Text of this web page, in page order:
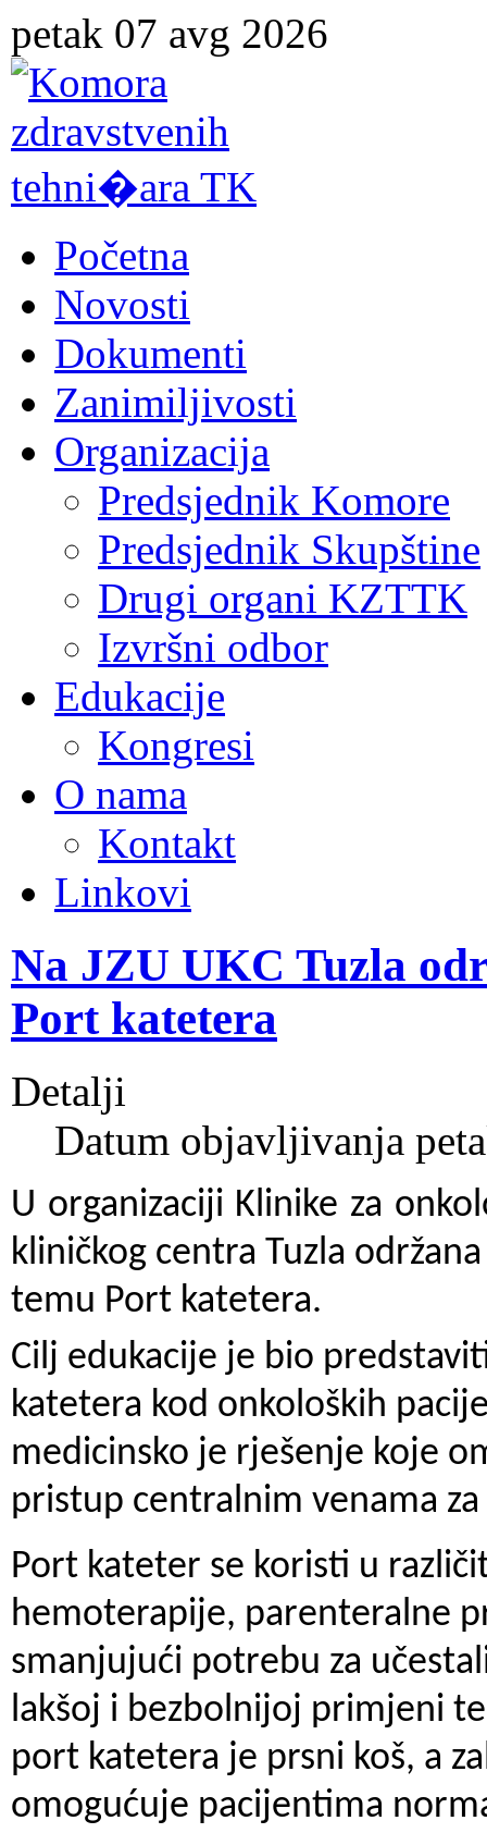
petak 07 avg 2026
Početna
Novosti
Dokumenti
Zanimiljivosti
Organizacija
Predsjednik Komore
Predsjednik Skupštine
Drugi organi KZTTK
Izvršni odbor
Edukacije
Kongresi
O nama
Kontakt
Linkovi
Na JZU UKC Tuzla
Port katetera
Detalji
Datum objavljivanja
U organizaciji Klinike za
kliničkog centra Tuzla
temu Port katetera.
Cilj edukacije je bio
katetera kod onkoloških
medicinsko je rješenje koje
pristup centralnim venama
Port kateter se koristi u
hemoterapije, parenteralne
smanjujući potrebu za
lakšoj i bezbolnijoj primjeni
port katetera je prsni koš, a
omogućuje pacijentima